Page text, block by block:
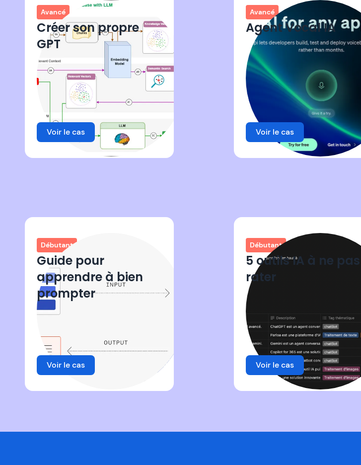
Avancé
Créer son propre
GPT
Voir le cas
Avancé
Agent Vocal IA
Voir le cas
Débutant
Guide pour
apprendre à bien
prompter
Voir le cas
Débutant
5 outils IA à ne pas
rater
Voir le cas